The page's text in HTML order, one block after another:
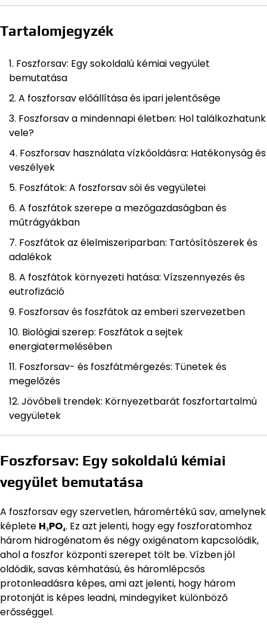
Tartalomjegyzék
Foszforsav: Egy sokoldalú kémiai vegyület
bemutatása
A foszforsav előállítása és ipari jelentősége
Foszforsav a mindennapi életben: Hol találkozhatunk
vele?
Foszforsav használata vízkőoldásra: Hatékonyság és
veszélyek
Foszfátok: A foszforsav sói és vegyületei
A foszfátok szerepe a mezőgazdaságban és
műtrágyákban
Foszfátok az élelmiszeriparban: Tartósítószerek és
adalékok
A foszfátok környezeti hatása: Vízszennyezés és
eutrofizáció
Foszforsav és foszfátok az emberi szervezetben
Biológiai szerep: Foszfátok a sejtek
energiatermelésében
Foszforsav- és foszfátmérgezés: Tünetek és
megelőzés
Jövőbeli trendek: Környezetbarát foszfortartalmú
vegyületek
Foszforsav: Egy sokoldalú kémiai
vegyület bemutatása
A foszforsav egy szervetlen, háromértékű sav, amelynek
képlete H₃PO₄. Ez azt jelenti, hogy egy foszforatomhoz
három hidrogénatom és négy oxigénatom kapcsolódik,
ahol a foszfor központi szerepet tölt be. Vízben jól
oldódik, savas kémhatású, és háromlépcsős
protonleadásra képes, ami azt jelenti, hogy három
protonját is képes leadni, mindegyiket különböző
erősséggel.